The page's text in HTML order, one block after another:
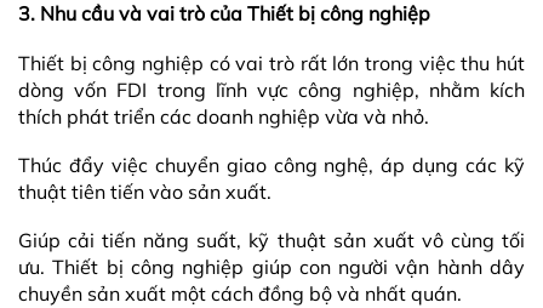
3. Nhu cầu và vai trò của Thiết bị công nghiệp
Thiết bị công nghiệp có vai trò rất lớn trong việc thu hút
dòng vốn FDI trong lĩnh vực công nghiệp, nhằm kích
thích phát triển các doanh nghiệp vừa và nhỏ.
Thúc đẩy việc chuyển giao công nghệ, áp dụng các kỹ
thuật tiên tiến vào sản xuất.
Giúp cải tiến năng suất, kỹ thuật sản xuất vô cùng tối
ưu. Thiết bị công nghiệp giúp con người vận hành dây
chuyền sản xuất một cách đồng bộ và nhất quán.